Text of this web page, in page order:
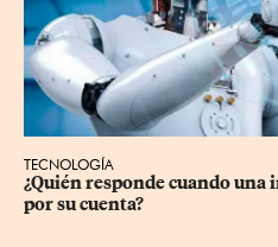
TECNOLOGÍA
¿Quién responde cuando
por su cuenta?